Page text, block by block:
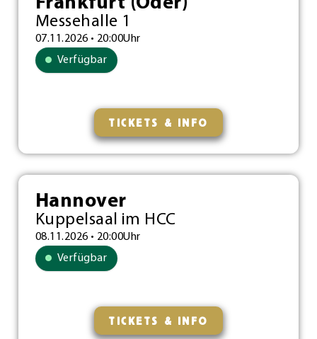
Messehalle 1
07.11.2026 • 20:00Uhr
Verfügbar
TICKETS & INFO
Hannover
Kuppelsaal im HCC
08.11.2026 • 20:00Uhr
Verfügbar
TICKETS & INFO